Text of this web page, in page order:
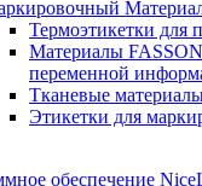
Термоэтикетки для
Материалы
переменной
Тканевые
Этикетки для
обеспечение